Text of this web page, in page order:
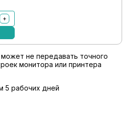
+
не передавать точного
монитора или принтера
5 рабочих дней